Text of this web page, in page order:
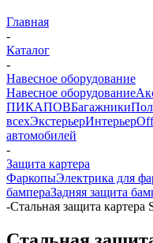
Главная
-
Каталог
-
Навесное оборудование
Навесное оборудование
ПИКАПОВБагажники
всехЭкстерьерИнтерьер
автомобилей
-
Защита картера
ФаркопыЭлектрика для
бампераЗадняя защита
-Стальная защита